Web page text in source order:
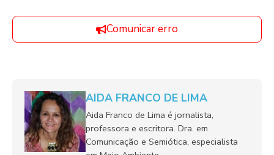
Comunicar erro
AIDA FRANCO DE LIMA
Aida Franco de Lima é jornalista,
professora e escritora. Dra. em
Comunicação e Semiótica, especialista